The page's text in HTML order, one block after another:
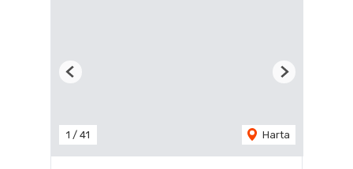
1 / 41 Harta
Previous Next